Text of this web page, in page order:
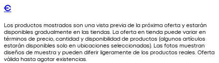
€
Los productos mostrados son una vista previa de la próxima oferta y estarán
disponibles gradualmente en las tiendas. La oferta en tienda puede variar en
términos de precio, cantidad y disponibilidad de productos (algunos artículos
estarán disponibles solo en ubicaciones seleccionadas). Las fotos muestran
diseños de muestra y pueden diferir ligeramente de los productos reales. Oferta
válida hasta agotar existencias.